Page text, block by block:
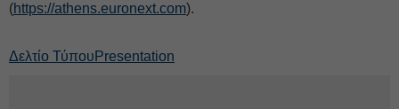
(https://athens.euronext.com).
Δελτίο Τύπου Presentation